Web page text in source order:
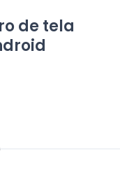
de tela